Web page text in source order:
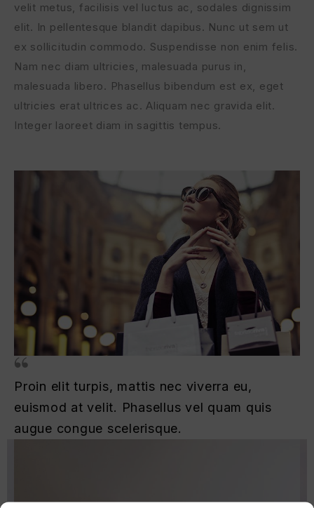
velit metus, facilisis vel luctus ac, sodales dignissim
elit. In pellentesque blandit dapibus. Nunc ut sem ut
ex sollicitudin commodo. Suspendisse non enim felis.
Nam nec diam ultricies, malesuada purus in,
malesuada libero. Phasellus bibendum est ex, eget
ultricies erat ultrices ac. Aliquam nec gravida elit.
Integer laoreet diam in sagittis tempus.
Proin elit turpis, mattis nec viverra eu,
euismod at velit. Phasellus vel quam quis
augue congue scelerisque.